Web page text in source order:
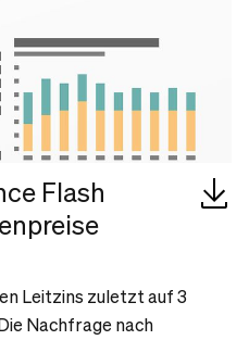
Flash
Leitzins zuletzt auf 3
Nachfrage nach